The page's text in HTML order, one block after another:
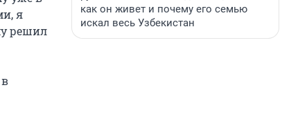
я
решил
как он живет и почему его семью
искал весь Узбекистан